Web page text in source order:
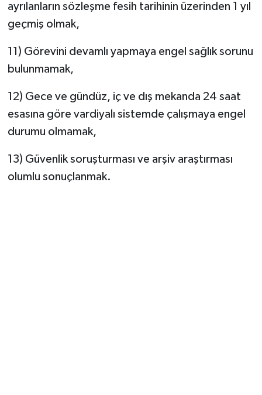
ayrılanların sözleşme fesih tarihinin üzerinden 1 yıl
geçmiş olmak,
11) Görevini devamlı yapmaya engel sağlık sorunu
bulunmamak,
12) Gece ve gündüz, iç ve dış mekanda 24 saat
esasına göre vardiyalı sistemde çalışmaya engel
durumu olmamak,
13) Güvenlik soruşturması ve arşiv araştırması
olumlu sonuçlanmak.